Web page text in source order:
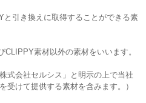
と引き換えに取得することができる素
素材以外の素材をいいます。
式会社セルシス」と明示の上で当社
受けて提供する素材を含みます。）